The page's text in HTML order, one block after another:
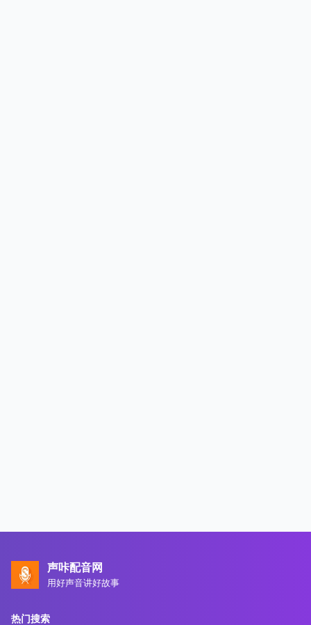
声咔配音网
用好声音讲好故事
热门搜索